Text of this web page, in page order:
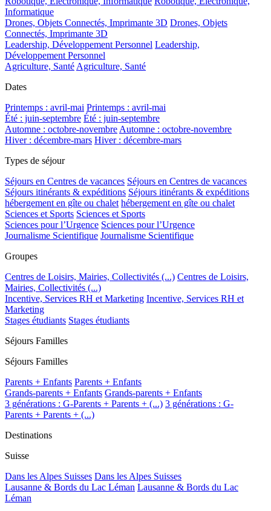
Informatique
Drones, Objets Connectés, Imprimante 3D Drones, Objets
Connectés, Imprimante 3D
Leadership, Développement Personnel Leadership,
Développement Personnel
Agriculture, Santé Agriculture, Santé
Dates
Printemps : avril-mai Printemps : avril-mai
Été : juin-septembre Été : juin-septembre
Automne : octobre-novembre Automne : octobre-novembre
Hiver : décembre-mars Hiver : décembre-mars
Types de séjour
Séjours en Centres de vacances Séjours en Centres de vacances
Séjours itinérants & expéditions Séjours itinérants & expéditions
hébergement en gîte ou chalet hébergement en gîte ou chalet
Sciences et Sports Sciences et Sports
Sciences pour l’Urgence Sciences pour l’Urgence
Journalisme Scientifique Journalisme Scientifique
Groupes
Centres de Loisirs, Mairies, Collectivités (...) Centres de Loisirs,
Mairies, Collectivités (...)
Incentive, Services RH et Marketing Incentive, Services RH et
Marketing
Stages étudiants Stages étudiants
Séjours Familles
Séjours Familles
Parents + Enfants Parents + Enfants
Grands-parents + Enfants Grands-parents + Enfants
3 générations : G-Parents + Parents + (...) 3 générations : G-
Parents + Parents + (...)
Destinations
Suisse
Dans les Alpes Suisses Dans les Alpes Suisses
Lausanne & Bords du Lac Léman Lausanne & Bords du Lac
Léman